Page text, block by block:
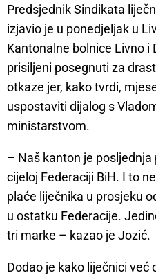
Predsjednik Sindikata
izjavio je u ponedjeljak u
Kantonalne bolnice Livno i
prisiljeni posegnuti za
otkaze jer, kako tvrdi,
uspostaviti dijalog s
ministarstvom.
– Naš kanton je
cijeloj Federaciji BiH. I to
plaće liječnika u prosjeku
u ostatku Federacije.
tri marke – kazao je Jozić.
Dodao je kako liječnici već